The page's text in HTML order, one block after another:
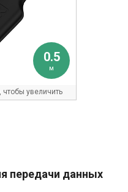
0.5
м
чтобы увеличить
передачи данных